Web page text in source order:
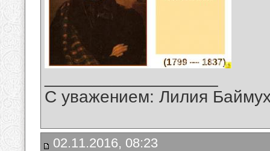
С уважением: Лилия
02.11.2016, 08:23